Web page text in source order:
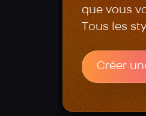
que vous
Tous les
Créer